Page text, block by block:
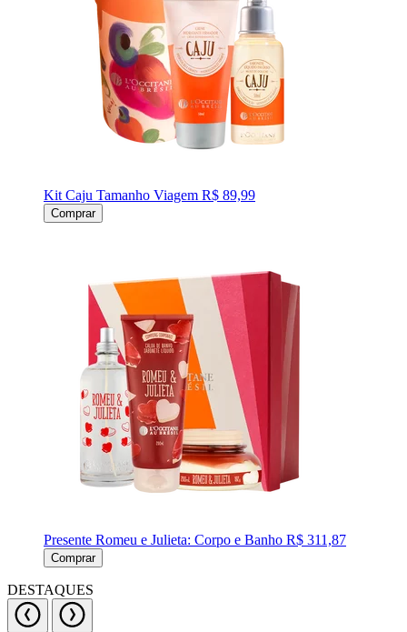
Kit Caju Tamanho Viagem R$ 89,99
Comprar
Presente Romeu e Julieta: Corpo e Banho R$ 311,87
Comprar
DESTAQUES